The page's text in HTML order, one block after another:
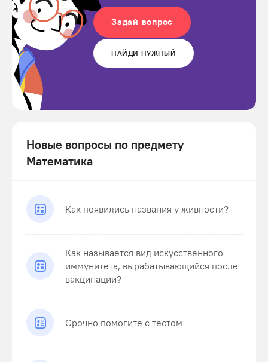
Задай вопрос
НАЙДИ НУЖНЫЙ
Новые вопросы по предмету
Математика
Как появились названия у живности?
Как называется вид искусственного
иммунитета, вырабатывающийся после
вакцинации?
Срочно помогите с тестом